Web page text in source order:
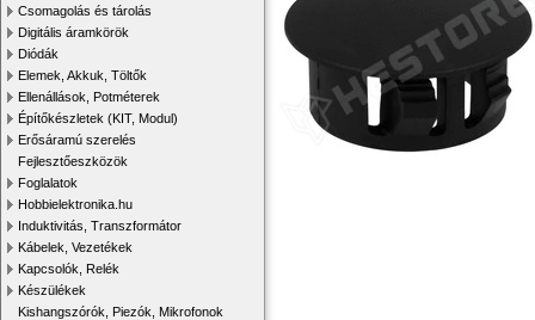
Csomagolás és tárolás
Digitális áramkörök
Diódák
Elemek, Akkuk, Töltők
Ellenállások, Potméterek
Építőkészletek (KIT, Modul)
Erősáramú szerelés
Fejlesztőeszközök
Foglalatok
Hobbielektronika.hu
Induktivitás, Transzformátor
Kábelek, Vezetékek
Kapcsolók, Relék
Készülékek
Kishangszórók, Piezók, Mikrofonok